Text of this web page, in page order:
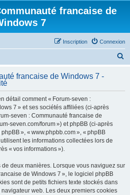
francaise de
7
Connexion
Inscription
h
francaise de Windows 7 -
détail comment « Forum-seven :
7 » et ses sociétés affiliées (ci-après
seven : Communauté francaise de
seven.com/forum ») et phpBB (ci-après
», « www.phpbb.com », « phpBB
les informations collectées lors de
« vos informations »).
deux manières. Lorsque vous naviguez sur
de Windows 7 », le logiciel phpBB
sont de petits fichiers texte stockés dans
web. Les deux premiers cookies